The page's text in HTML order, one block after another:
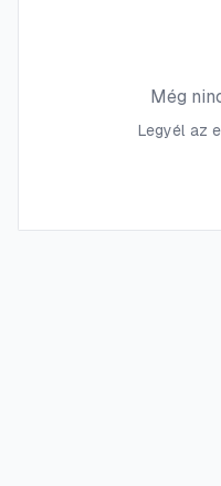
Még
Legyél az